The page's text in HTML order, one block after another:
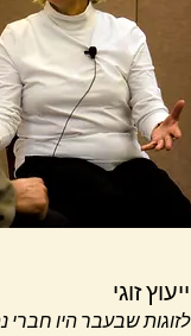
ייעוץ זוגי
לזוגות שבעבר היו חברי